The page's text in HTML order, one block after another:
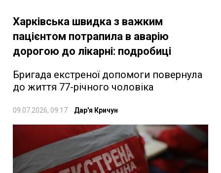
Харківська швидка з важким
пацієнтом потрапила в аварію
дорогою до лікарні: подробиці
Бригада екстреної допомоги повернула
до життя 77-річного чоловіка
09.07.2026, 09:17 Дар'я Кричун